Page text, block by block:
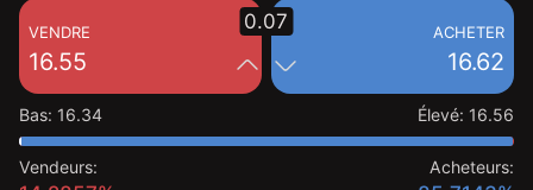
VENDRE
16.55
ACHETER
16.62
0.07
Bas: 16.34 Élevé: 16.56
Vendeurs: Acheteurs: